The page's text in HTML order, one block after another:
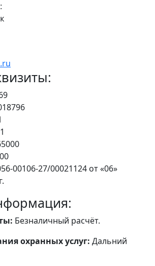
00106-27/00021124 от «06»
Безналичный расчёт.
охранных услуг: Дальний